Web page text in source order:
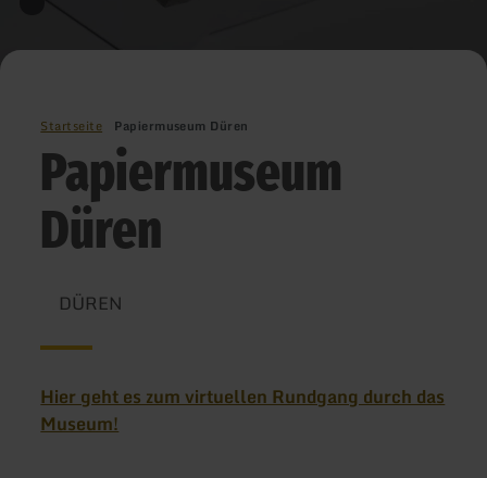
Startseite Papiermuseum Düren
Papiermuseum
Düren
DÜREN
Hier geht es zum virtuellen Rundgang durch das
Museum!